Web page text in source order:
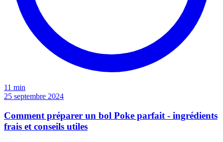
11 min
25 septembre 2024
Comment préparer un bol Poke parfait - ingrédients
frais et conseils utiles